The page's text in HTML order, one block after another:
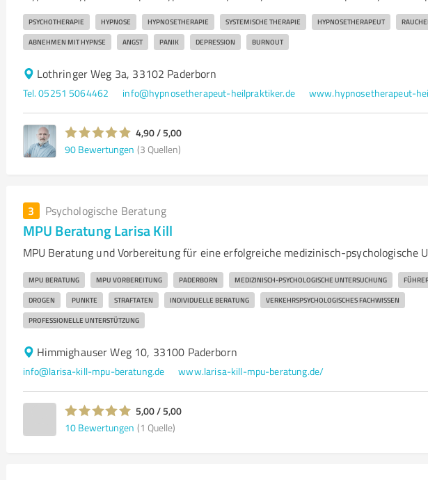
PSYCHOTHERAPIE HYPNOSE HYPNOSETHERAPIE SYSTEMISCHE THERAPIE HYPNOSETHERAPEUT
ABNEHMEN MIT HYPNSE ANGST PANIK DEPRESSION BURNOUT
Lothringer Weg 3a, 33102 Paderborn
Tel. 05251 5064462 info@hypnosetherapeut-heilpraktiker.de
4,90 / 5,00
90 Bewertungen (3 Quellen)
3 Psychologische Beratung
MPU Beratung Larisa Kill
MPU Beratung und Vorbereitung für eine erfolgreiche medizinisch-psychologische U
MPU BERATUNG MPU VORBEREITUNG PADERBORN MEDIZINISCH-PSYCHOLOGISCHE UNTERSUCHUNG
DROGEN PUNKTE STRAFTATEN INDIVIDUELLE BERATUNG VERKEHRSPSYCHOLOGISCHES FACHWISSEN
PROFESSIONELLE UNTERSTÜTZUNG
Himmighauser Weg 10, 33100 Paderborn
info@larisa-kill-mpu-beratung.de www.larisa-kill-mpu-beratung.de/
5,00 / 5,00
10 Bewertungen (1 Quelle)